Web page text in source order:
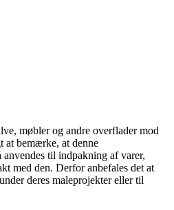
møbler og andre overflader mod
at bemærke, at denne
til indpakning af varer,
med den. Derfor anbefales det at
deres maleprojekter eller til